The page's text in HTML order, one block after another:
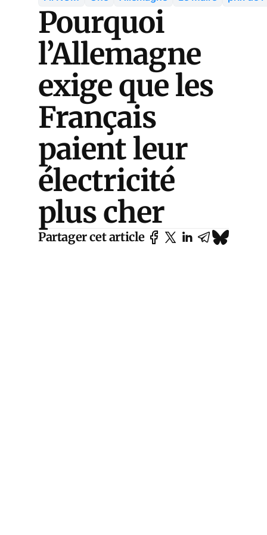
Pourquoi
l’Allemagne
exige que les
Français
paient leur
électricité
plus cher
Partager cet article